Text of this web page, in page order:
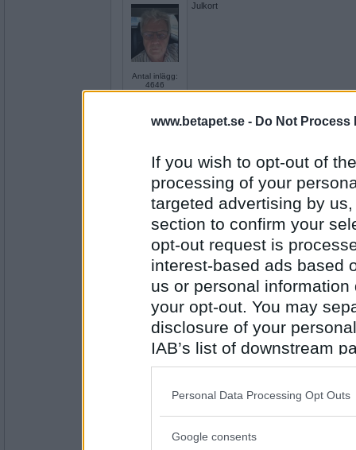
www.betapet.se - Do Not Process
If you wish to opt-out of
processing of your
targeted advertising by
section to confirm your
opt-out request is
interest-based ads based
us or personal
your opt-out. You may
disclosure of your
IAB’s list of downstream
also be disclosed by us
Downstream Participants
Please note that this
Personal Data Processing Opt Outs
Google consents
Antal inlägg:
4646
Julkort
Antal inlägg:
1414
Kortlek
Prärieklocka
11487